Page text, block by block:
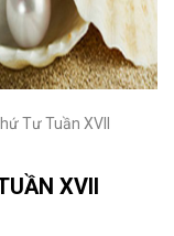
Tư Tuần XVII
XVII